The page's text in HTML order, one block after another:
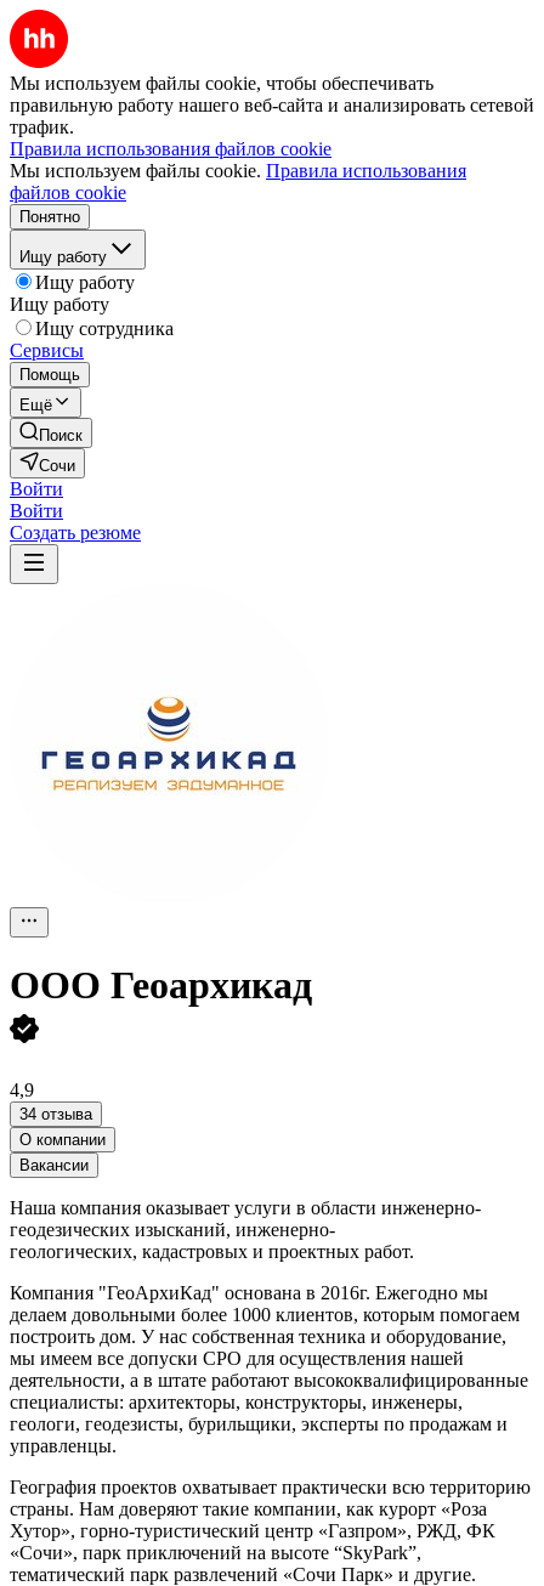
Мы используем файлы cookie, чтобы обеспечивать
правильную работу нашего веб-сайта и анализировать сетевой
трафик.
Правила использования файлов cookie
Мы используем файлы cookie. Правила использования
файлов cookie
Понятно
Ищу работу
Ищу работу
Ищу работу
Ищу сотрудника
Сервисы
Помощь
Ещё
Поиск
Сочи
Войти
Войти
Создать резюме
ООО Геоархикад
4,9
34 отзыва
О компании
Вакансии
Наша компания оказывает услуги в области инженерно-
геодезических изысканий, инженерно-
геологических, кадастровых и проектных работ.
Компания "ГеоАрхиКад" основана в 2016г. Ежегодно мы
делаем довольными более 1000 клиентов, которым помогаем
построить дом. У нас собственная техника и оборудование,
мы имеем все допуски СРО для осуществления нашей
деятельности, а в штате работают высококвалифицированные
специалисты: архитекторы, конструкторы, инженеры,
геологи, геодезисты, бурильщики, эксперты по продажам и
управленцы.
География проектов охватывает практически всю территорию
страны. Нам доверяют такие компании, как курорт «Роза
Хутор», горно-туристический центр «Газпром», РЖД, ФК
«Сочи», парк приключений на высоте “SkyPark”,
тематический парк развлечений «Сочи Парк» и другие.